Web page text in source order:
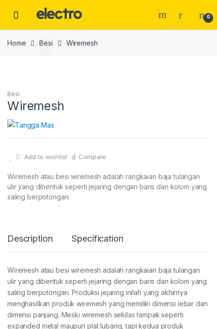
0
Home Besi Wiremesh
Besi
Wiremesh
Add to wishlist Compare
Wiremesh atau besi wiremesh adalah rangkaian baja tulangan
ulir yang dibentuk seperti jejaring dengan baris dan kolom yang
saling berpotongan.
Description Specification
Wiremesh atau besi wiremesh adalah rangkaian baja tulangan
ulir yang dibentuk seperti jejaring dengan baris dan kolom yang
saling berpotongan. Produksi jejaring inilah yang akhirnya
menghasilkan produk wiremesh yang memiliki dimensi lebar dan
dimensi panjang. Meski wiremesh sekilas tampak seperti
expanded metal maupun plat lubang, tapi kedua produk